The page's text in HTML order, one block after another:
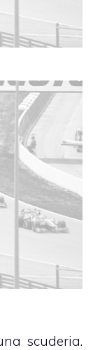
scuderia.